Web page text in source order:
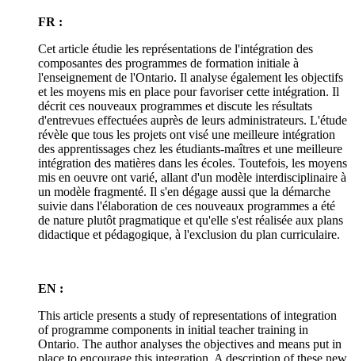
FR :
Cet article étudie les représentations de l'intégration des
composantes des programmes de formation initiale à
l'enseignement de l'Ontario. Il analyse également les objectifs
et les moyens mis en place pour favoriser cette intégration. Il
décrit ces nouveaux programmes et discute les résultats
d'entrevues effectuées auprès de leurs administrateurs. L'étude
révèle que tous les projets ont visé une meilleure intégration
des apprentissages chez les étudiants-maîtres et une meilleure
intégration des matières dans les écoles. Toutefois, les moyens
mis en oeuvre ont varié, allant d'un modèle interdisciplinaire à
un modèle fragmenté. Il s'en dégage aussi que la démarche
suivie dans l'élaboration de ces nouveaux programmes a été
de nature plutôt pragmatique et qu'elle s'est réalisée aux plans
didactique et pédagogique, à l'exclusion du plan curriculaire.
EN :
This article presents a study of representations of integration
of programme components in initial teacher training in
Ontario. The author analyses the objectives and means put in
place to encourage this integration. A description of these new